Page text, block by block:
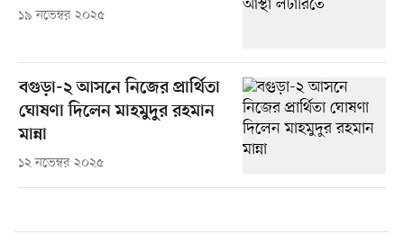
১৯ নভেম্বর ২০২৫
বগুড়া-২ আসনে নিজের প্রার্থিতা
ঘোষণা দিলেন মাহমুদুর রহমান
মান্না
১২ নভেম্বর ২০২৫